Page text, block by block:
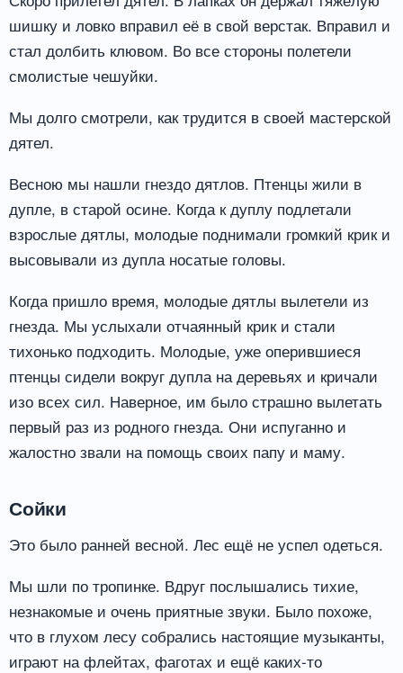
шишку и ловко вправил её в свой верстак. Вправил и
стал долбить клювом. Во все стороны полетели
смолистые чешуйки.
Мы долго смотрели, как трудится в своей мастерской
дятел.
Весною мы нашли гнездо дятлов. Птенцы жили в
дупле, в старой осине. Когда к дуплу подлетали
взрослые дятлы, молодые поднимали громкий крик и
высовывали из дупла носатые головы.
Когда пришло время, молодые дятлы вылетели из
гнезда. Мы услыхали отчаянный крик и стали
тихонько подходить. Молодые, уже оперившиеся
птенцы сидели вокруг дупла на деревьях и кричали
изо всех сил. Наверное, им было страшно вылетать
первый раз из родного гнезда. Они испуганно и
жалостно звали на помощь своих папу и маму.
Сойки
Это было ранней весной. Лес ещё не успел одеться.
Мы шли по тропинке. Вдруг послышались тихие,
незнакомые и очень приятные звуки. Было похоже,
что в глухом лесу собрались настоящие музыканты,
играют на флейтах, фаготах и ещё каких-то